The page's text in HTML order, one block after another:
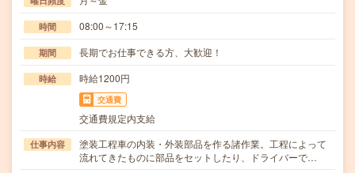
時間 08:00～17:15
期間 長期でお仕事できる方、大歓迎！
時給 時給1200円
交通費
交通費規定内支給
仕事内容
塗装工程車の内装・外装部品を作る諸作業。工程によって
流れてきたものに部品をセットしたり、ドライバーで…